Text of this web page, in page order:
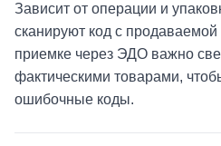
Зависит от операции и
сканируют код с
приемке через ЭДО важно
фактическими товарами,
ошибочные коды.